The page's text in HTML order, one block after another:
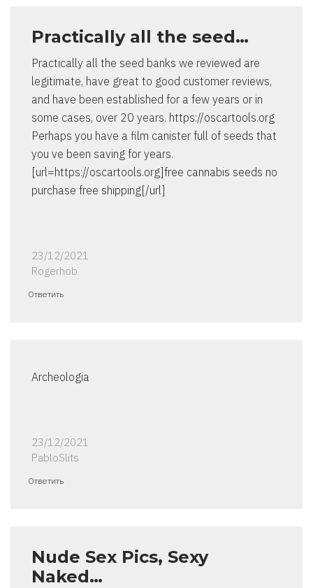
Practically all the seed…
Practically all the seed banks we reviewed are
legitimate, have great to good customer reviews,
and have been established for a few years or in
some cases, over 20 years. https://oscartools.org
Perhaps you have a film canister full of seeds that
you ve been saving for years.
[url=https://oscartools.org]free cannabis seeds no
purchase free shipping[/url]
23/12/2021
Rogerhob
Ответить
Archeologia
23/12/2021
PabloSlits
Ответить
Nude Sex Pics, Sexy
Naked…